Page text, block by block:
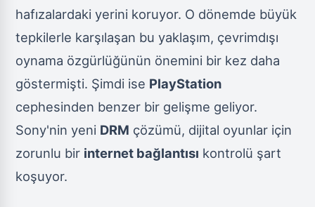
hafızalardaki yerini koruyor. O dönemde büyük
tepkilerle karşılaşan bu yaklaşım, çevrimdışı
oynama özgürlüğünün önemini bir kez daha
göstermişti. Şimdi ise PlayStation
cephesinden benzer bir gelişme geliyor.
Sony'nin yeni DRM çözümü, dijital oyunlar için
zorunlu bir internet bağlantısı kontrolü şart
koşuyor.